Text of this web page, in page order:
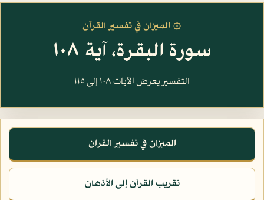
۞ الميزان في تفسير القرآن
سورة البقرة، آية ١٠٨
التفسير يعرض الآيات ١٠٨ إلى ١١٥
الميزان في تفسير القرآن
تقريب القرآن إلى الأذهان